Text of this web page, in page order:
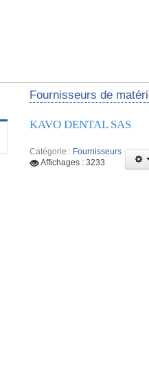
Fournisseurs de
KAVO DENTAL SAS
Catégorie : Fournisseurs
Affichages : 3233